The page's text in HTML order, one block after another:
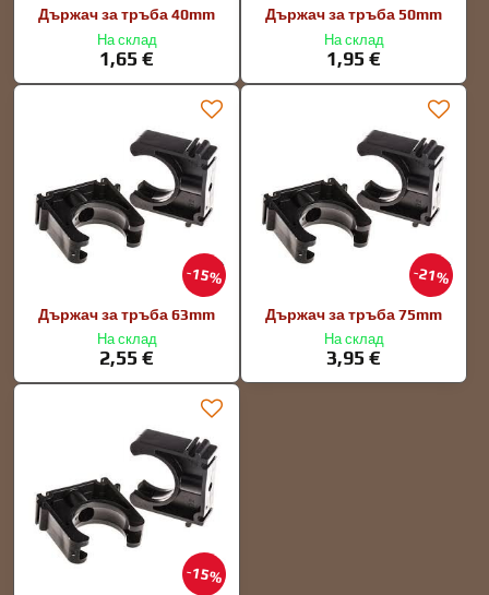
Държач за тръба 40mm
На склад
1,65 €
Държач за тръба 50mm
На склад
1,95 €
15%
Държач за тръба 63mm
На склад
2,55 €
21%
Държач за тръба 75mm
На склад
3,95 €
15%